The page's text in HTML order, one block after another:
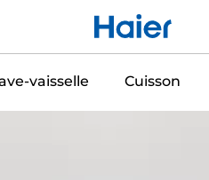
vaisselle Cuisson